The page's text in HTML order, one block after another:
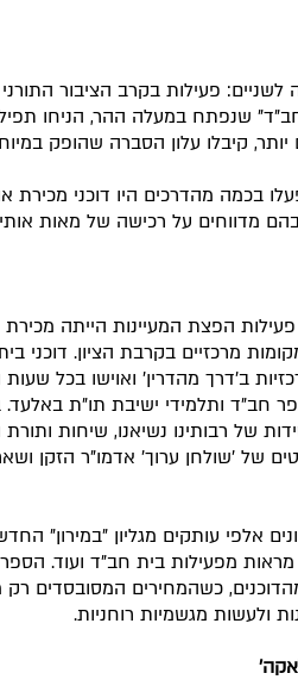
פעילות בקרב הציבור
שנפתח במעלה ההר, הניחו
יותר, קיבלו עלון הסברה שהופק
בכמה מהדרכים היו דוכני מכירת
מדווחים על רכישה של מאות
הפצת המעיינות הייתה
מרכזיים בקרבת הציון. דוכני
ב'דרך מהדרין' ואוישו בכל
חב"ד ותלמידי ישיבת תו"ת באלעד.
של רבותינו נשיאנו, שיחות
של 'שולחן ערוך' אדמו"ר הזקן
אלפי עותקים מגליון "במירון"
מראות מפעילות בית חב"ד ועוד.
כשהמחירים המסובסדים
ולעשות מגשמיות רוחניות.